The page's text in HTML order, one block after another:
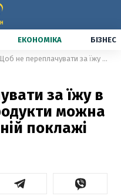
ЕКОНОМІКА БІЗНЕС
Щоб не переплачувати за їжу в аеропорту: які продукти можна перевозити у ручній поклажі
за їжу в
можна
поклажі